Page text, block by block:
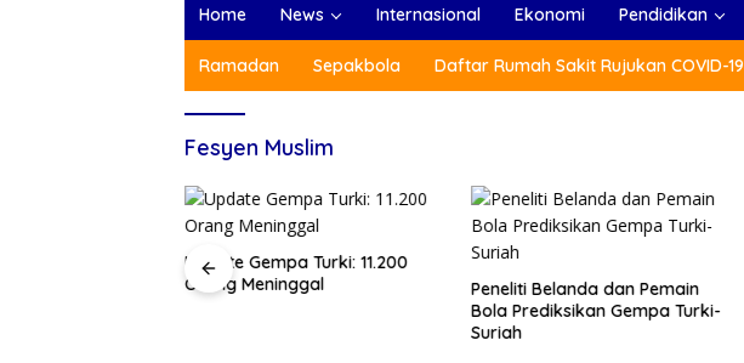
Home News Internasional Ekonomi Pendidikan
Ramadan Sepakbola Daftar Rumah Sakit Rujukan COVID-19
Fesyen Muslim
Update Gempa Turki: 11.200
Orang Meninggal
Peneliti Belanda dan Pemain
Bola Prediksikan Gempa Turki-
Suriah